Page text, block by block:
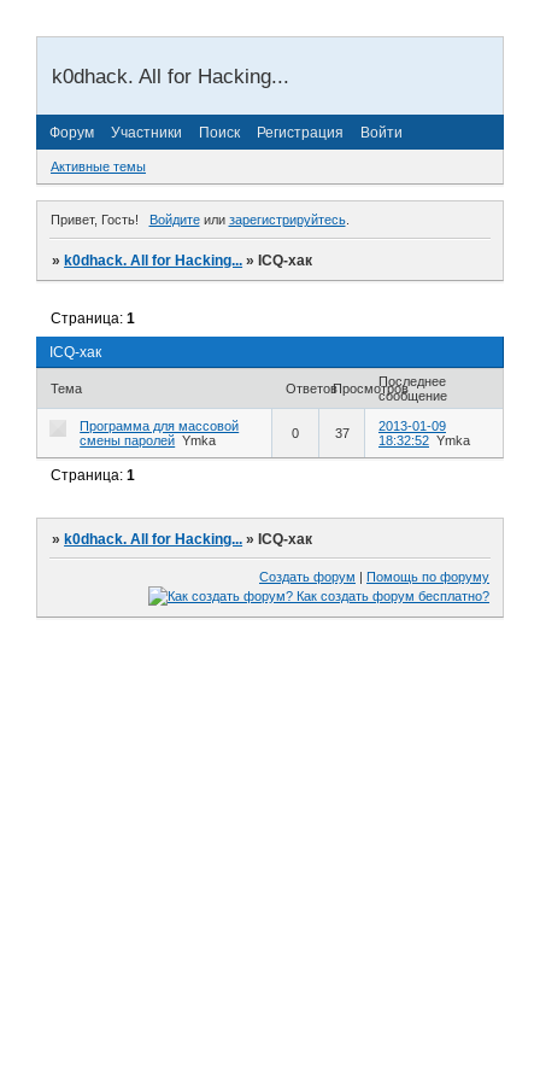
k0dhack. All for Hacking...
Форум Участники Поиск Регистрация Войти
Активные темы
Привет, Гость! Войдитеили зарегистрируйтесь.
»k0dhack. All for Hacking... »ICQ-хак
ICQ-хак
Страница:1
Тема ОтветовПросмотровПоследнее
сообщение
Программа для массовой
смены паролей Ymka 0 37
2013-01-09
18:32:52 Ymka
Страница:1
»k0dhack. All for Hacking... »ICQ-хак
Создать форум Помощь по форуму